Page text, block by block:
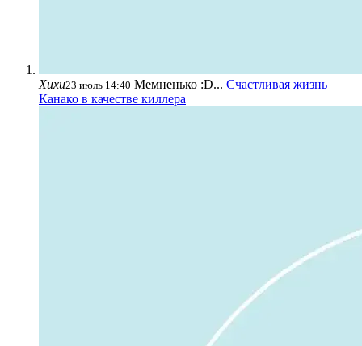
Хихи23 июль 14:40 Мемненько :D... Счастливая жизнь
Канако в качестве киллера